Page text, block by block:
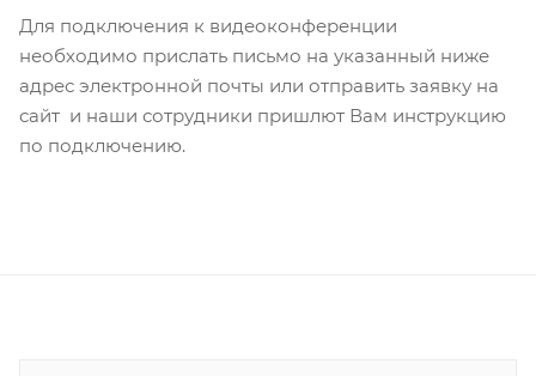
Для подключения к видеоконференции
необходимо прислать письмо на указанный ниже
адрес электронной почты или отправить заявку на
сайт и наши сотрудники пришлют Вам инструкцию
по подключению.